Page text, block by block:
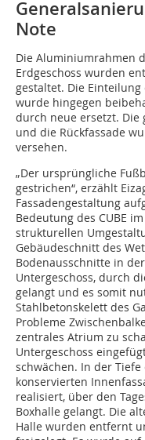
Note
Die Aluminiumrahmen
Erdgeschoss wurden
gestaltet. Die
wurde hingegen
durch neue ersetzt. Die
und die Rückfassade
versehen.
„Der ursprüngliche
gestrichen“, erzählt
Fassadengestaltung
Bedeutung des CUBE
strukturellen
Gebäudeschnitt des
Bodenausschnitte in
Untergeschoss, durch
gelangt und es somit
Stahlbetonskelett des
Probleme
zentrales Atrium zu
Untergeschoss
schwächen. In der
konservierten
realisiert, über den
Boxhalle gelangt. Die
Halle wurden entfernt